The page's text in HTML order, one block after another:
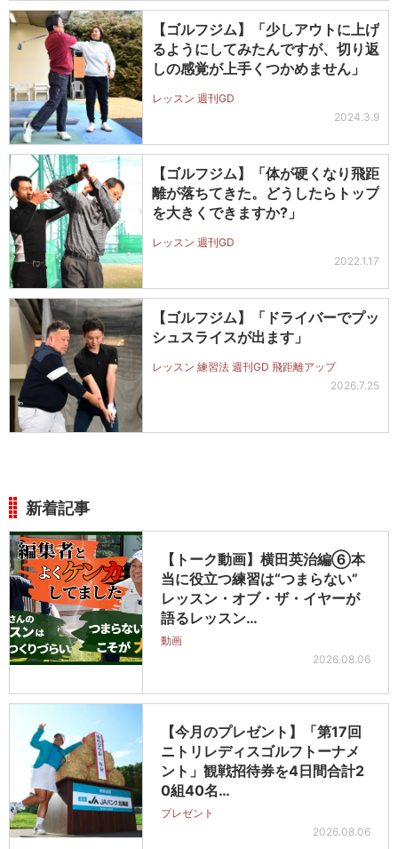
【ゴルフジム】「少しアウトに上げ
るようにしてみたんですが、切り返
しの感覚が上手くつかめません」
レッスン 週刊GD
2024.3.9
【ゴルフジム】「体が硬くなり飛距
離が落ちてきた。どうしたらトップ
を大きくできますか?」
レッスン 週刊GD
2022.1.17
【ゴルフジム】「ドライバーでプッ
シュスライスが出ます」
レッスン 練習法 週刊GD 飛距離アップ
2026.7.25
新着記事
【トーク動画】横田英治編⑥本
当に役立つ練習は“つまらない”
レッスン・オブ・ザ・イヤーが
語るレッスン…
動画
2026.08.06
【今月のプレゼント】「第17回
ニトリレディスゴルフトーナメ
ント」観戦招待券を4日間合計2
0組40名…
プレゼント
2026.08.06